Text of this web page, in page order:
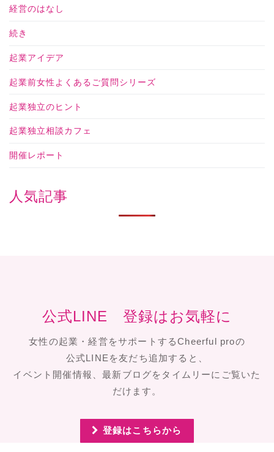
経営のはなし
続き
起業アイデア
起業前女性よくあるご質問シリーズ
起業独立のヒント
起業独立相談カフェ
開催レポート
人気記事
公式LINE 登録はお気軽に
女性の起業・経営をサポートするCheerful proの
公式LINEを友だち追加すると、
イベント開催情報、最新ブログをタイムリーにご覧いた
だけます。
登録はこちらから